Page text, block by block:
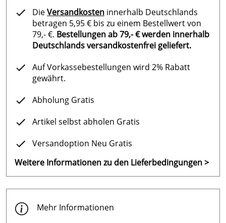
DieVersandkosten innerhalb Deutschlands
betragen 5,95 € bis zu einem Bestellwert von
79,- €. Bestellungen ab 79,- € werden innerhalb
Deutschlands versandkostenfrei geliefert.
Auf Vorkassebestellungen wird 2% Rabatt
gewährt.
Abholung Gratis
Artikel selbst abholen Gratis
Versandoption Neu Gratis
Weitere Informationen zu den Lieferbedingungen >
Mehr Informationen